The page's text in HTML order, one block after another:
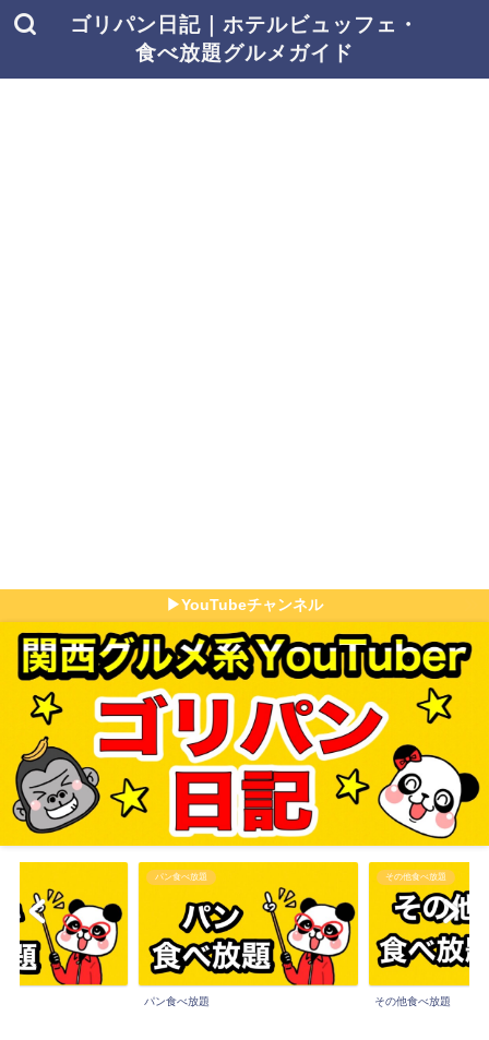
ゴリパン日記｜ホテルビュッフェ・
食べ放題グルメガイド
▶YouTubeチャンネル
パン食べ放題
パン食べ放題
その他食べ放題
その他食べ放題